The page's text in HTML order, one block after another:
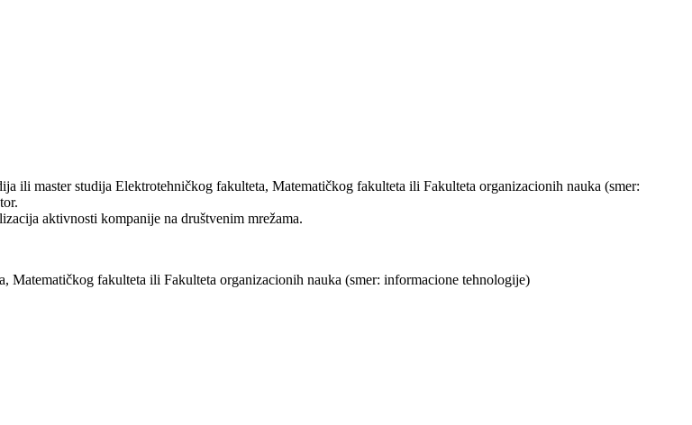
ili master studija Elektrotehničkog fakulteta, Matematičkog fakulteta ili Fakulteta organizacionih nauka (smer:
aktivnosti kompanije na društvenim mrežama.
Matematičkog fakulteta ili Fakulteta organizacionih nauka (smer: informacione tehnologije)